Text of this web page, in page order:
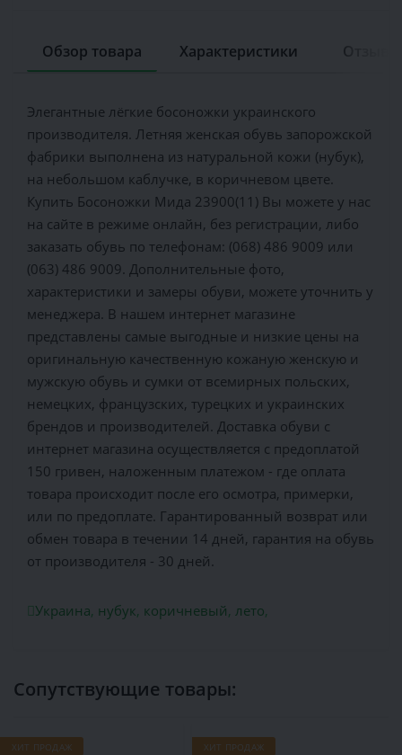
Обзор товара Характеристики
Элегантные лёгкие босоножки украинского
производителя. Летняя женская обувь запорожской
фабрики выполнена из натуральной кожи (нубук),
на небольшом каблучке, в коричневом цвете.
Купить Босоножки Мида 23900(11) Вы можете у нас
на сайте в режиме онлайн, без регистрации, либо
заказать обувь по телефонам: (068) 486 9009 или
(063) 486 9009. Дополнительные фото,
характеристики и замеры обуви, можете уточнить у
менеджера. В нашем интернет магазине
представлены самые выгодные и низкие цены на
оригинальную качественную кожаную женскую и
мужскую обувь и сумки от всемирных польских,
немецких, французских, турецких и украинских
брендов и производителей. Доставка обуви с
интернет магазина осуществляется c предоплатой
150 гривен, наложенным платежом - где оплата
товара происходит после его осмотра, примерки,
или по предоплате. Гарантированный возврат или
обмен товара в течении 14 дней, гарантия на обувь
от производителя - 30 дней.
Украина, нубук, коричневый, лето,
Сопутствующие товары:
ХИТ ПРОДАЖ ХИТ ПРОДАЖ